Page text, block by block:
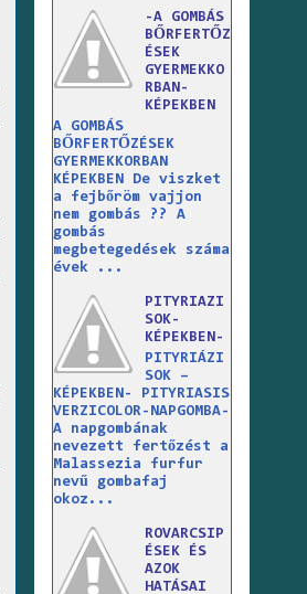
-A GOMBÁS
BŐRFERTŐZ
ÉSEK
GYERMEKKO
RBAN-
KÉPEKBEN
A GOMBÁS
BŐRFERTŐZÉSEK
GYERMEKKORBAN
KÉPEKBEN De viszket
a fejbőröm vajjon
nem gombás ?? A
gombás
megbetegedések száma
évek ...
PITYRIAZI
SOK-
KÉPEKBEN-
PITYRIÁZI
SOK –
KÉPEKBEN- PITYRIASIS
VERZICOLOR-NAPGOMBA-
A napgombának
nevezett fertőzést a
Malassezia furfur
nevű gombafaj
okoz...
ROVARCSIP
ÉSEK ÉS
AZOK
HATÁSAI